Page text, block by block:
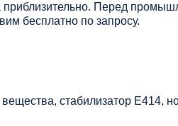
Перед
бесплатно по запросу.
стабилизатор Е414,